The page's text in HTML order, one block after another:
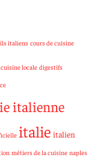
italiens cours de cuisine
cuisine locale digestifs
italienne
italie italien
métiers de la cuisine naples